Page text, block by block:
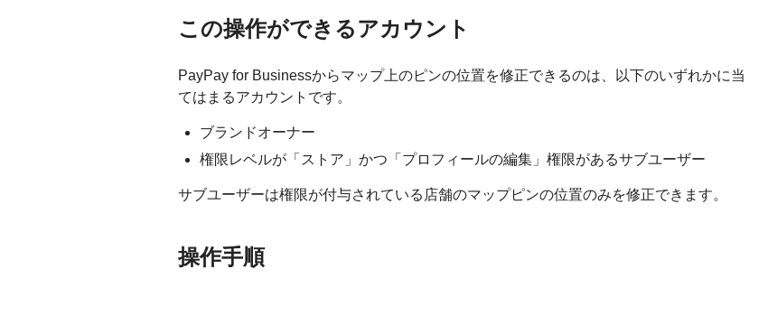
この操作ができるアカウント
PayPay for Businessからマップ上のピンの位置を修正できるのは、以下のいずれかに当
てはまるアカウントです。
ブランドオーナー
権限レベルが「ストア」かつ「プロフィールの編集」権限があるサブユーザー
サブユーザーは権限が付与されている店舗のマップピンの位置のみを修正できます。
操作手順